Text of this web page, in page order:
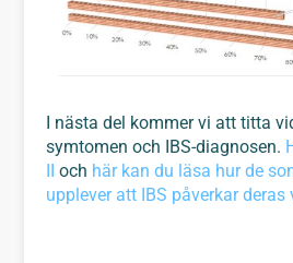
I nästa del kommer vi att titta
symtomen och IBS-diagnosen.
II och här kan du läsa hur de
upplever att IBS påverkar deras